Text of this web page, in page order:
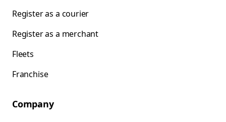
Register as a courier
Register as a merchant
Fleets
Franchise
Company